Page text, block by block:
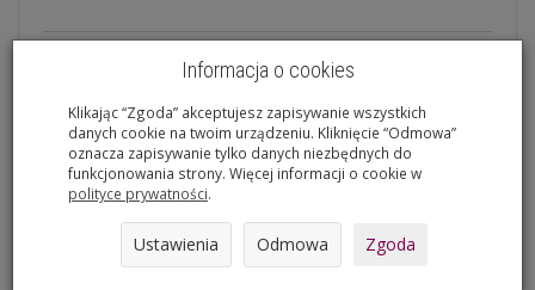
MAXA
Pocałunek
kolekcji typu shopper bag.
Baaardzo pojemna, praktyczna i solidnie wykonana.
Wykonana z wodoodpornej codury, która zapewnia
komfort użytkowania w każdych warunkach.
Wewnątrz estetycznie wykończona grafitowym filcem z
mnóstwem praktycznych kieszeni i przegródek:
Informacja o cookies
Klikając “Zgoda” akceptujesz zapisywanie wszystkich
danych cookie na twoim urządzeniu. Kliknięcie “Odmowa”
oznacza zapisywanie tylko danych niezbędnych do
funkcjonowania strony. Więcej informacji o cookie w
polityce prywatności.
Ustawienia Odmowa Zgoda